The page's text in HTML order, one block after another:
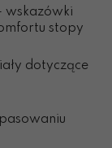
wskazówki
stopy
dotyczące